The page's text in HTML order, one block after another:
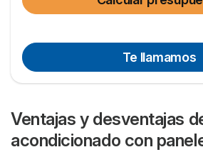
Te llamamos
Ventajas y desventajas
acondicionado con